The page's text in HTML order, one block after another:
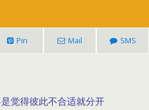
Pin Mail SMS
觉得彼此不合适就分开